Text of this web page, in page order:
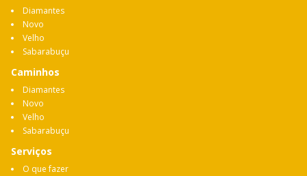
Diamantes
Novo
Velho
Sabarabuçu
Caminhos
Diamantes
Novo
Velho
Sabarabuçu
Serviços
O que fazer